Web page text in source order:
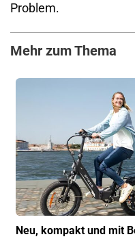
Problem.
Mehr zum Thema
Neu, kompakt und mit